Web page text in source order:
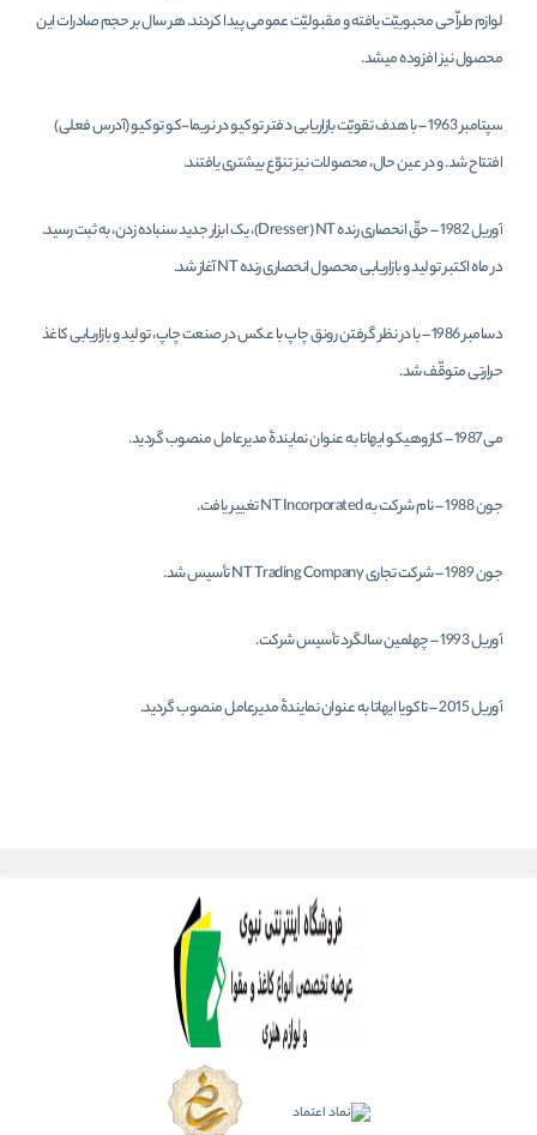
لوازم طراّحی محبوبیّت یافته و مقبولیّت عمومی پیدا کردند. هر سال بر حجم صادرات این
محصول نیز افزوده میشد.
سپتامبر 1963 – با هدف تقویّت بازاریابی دفتر توکیو در نریما-کو توکیو (آدرس فعلی)
افتتاح شد. و در عین حال، محصولات نیز تنوّع بیشتری یافتند.
آوریل 1982 – حقّ انحصاری رنده NT
(
Dresser)، یک ابزار جدید سنباده زدن، به ثبت رسید.
در ماه اکتبر تولید و بازاریابی محصول انحصاری رندهNTآغاز شد.
دسامبر 1986 – با در نظر گرفتن رونق چاپ با عکس در صنعت چاپ، تولید و بازاریابی کاغذ
حرارتی متوقّف شد.
می 1987 – کازوهیکو ایهاتا به عنوان نمایندۀ مدیرعامل منصوب گردید.
جون 1988 – نام شرکت به NT Incorporatedتغییر یافت.
جون 1989 – شرکت تجاری NT Trading Companyتأسیس شد.
آوریل 1993 – چهلمین سالگرد تأسیس شرکت.
آوریل 2015 –تاکویا ایهاتا به عنوان نمایندۀ مدیرعامل منصوب گردید.